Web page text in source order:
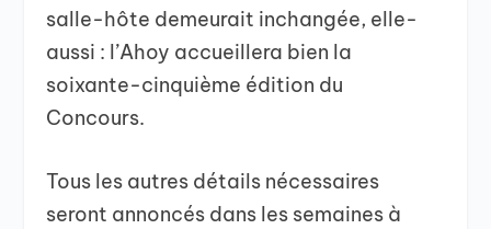
salle-hôte demeurait inchangée, elle-
aussi : l’Ahoy accueillera bien la
soixante-cinquième édition du
Concours.
Tous les autres détails nécessaires
seront annoncés dans les semaines à